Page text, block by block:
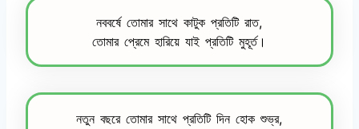
নববর্ষে তোমার সাথে কাটুক প্রতিটি রাত,
তোমার প্রেমে হারিয়ে যাই প্রতিটি মুহূর্ত।
নতুন বছরে তোমার সাথে প্রতিটি দিন হোক শুভ্র,